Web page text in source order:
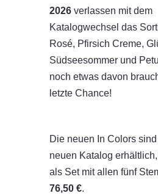
2026verlassen mit dem
Katalogwechsel das
Rosé, Pfirsich Creme,
Südseesommer und
noch etwas davon
letzte Chance!
Die neuen In Colors
neuen Katalog
als Set mit allen fünf
76,50 €.